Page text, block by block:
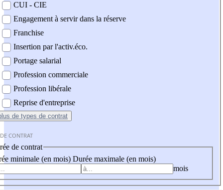
CUI - CIE
Engagement à servir dans la réserve
Franchise
Insertion par l'activ.éco.
Portage salarial
Profession commerciale
Profession libérale
Reprise d'entreprise
de types de contrat
CONTRAT
de contrat
minimale (en mois) Durée maximale (en mois)
mois